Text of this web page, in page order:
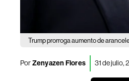
Trump prorroga aumento de
PorZenyazen Flores 31 de julio,